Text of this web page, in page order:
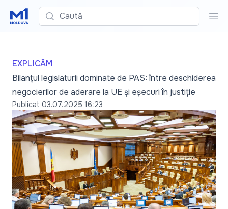
Caută
EXPLICĂM
Bilanțul legislaturii dominate de PAS: între deschiderea
negocierilor de aderare la UE și eșecuri în justiție
Publicat 03.07.2025 16:23